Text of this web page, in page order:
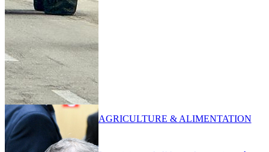
AGRICULTURE & ALIMENTATION